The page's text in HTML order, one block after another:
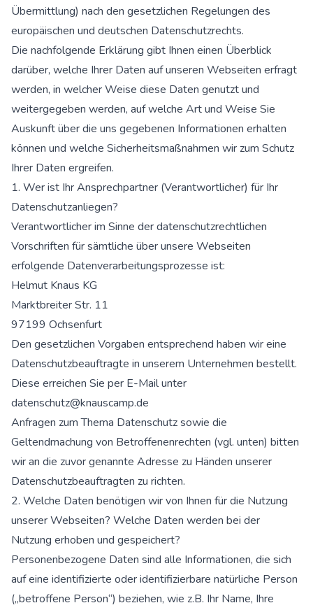
Übermittlung) nach den gesetzlichen Regelungen des
europäischen und deutschen Datenschutzrechts.
Die nachfolgende Erklärung gibt Ihnen einen Überblick
darüber, welche Ihrer Daten auf unseren Webseiten erfragt
werden, in welcher Weise diese Daten genutzt und
weitergegeben werden, auf welche Art und Weise Sie
Auskunft über die uns gegebenen Informationen erhalten
können und welche Sicherheitsmaßnahmen wir zum Schutz
Ihrer Daten ergreifen.
1. Wer ist Ihr Ansprechpartner (Verantwortlicher) für Ihr
Datenschutzanliegen?
Verantwortlicher im Sinne der datenschutzrechtlichen
Vorschriften für sämtliche über unsere Webseiten
erfolgende Datenverarbeitungsprozesse ist:
Helmut Knaus KG
Marktbreiter Str. 11
97199 Ochsenfurt
Den gesetzlichen Vorgaben entsprechend haben wir eine
Datenschutzbeauftragte in unserem Unternehmen bestellt.
Diese erreichen Sie per E-Mail unter
datenschutz@knauscamp.de
Anfragen zum Thema Datenschutz sowie die
Geltendmachung von Betroffenenrechten (vgl. unten) bitten
wir an die zuvor genannte Adresse zu Händen unserer
Datenschutzbeauftragten zu richten.
2. Welche Daten benötigen wir von Ihnen für die Nutzung
unserer Webseiten? Welche Daten werden bei der
Nutzung erhoben und gespeichert?
Personenbezogene Daten sind alle Informationen, die sich
auf eine identifizierte oder identifizierbare natürliche Person
(„betroffene Person“) beziehen, wie z.B. Ihr Name, Ihre